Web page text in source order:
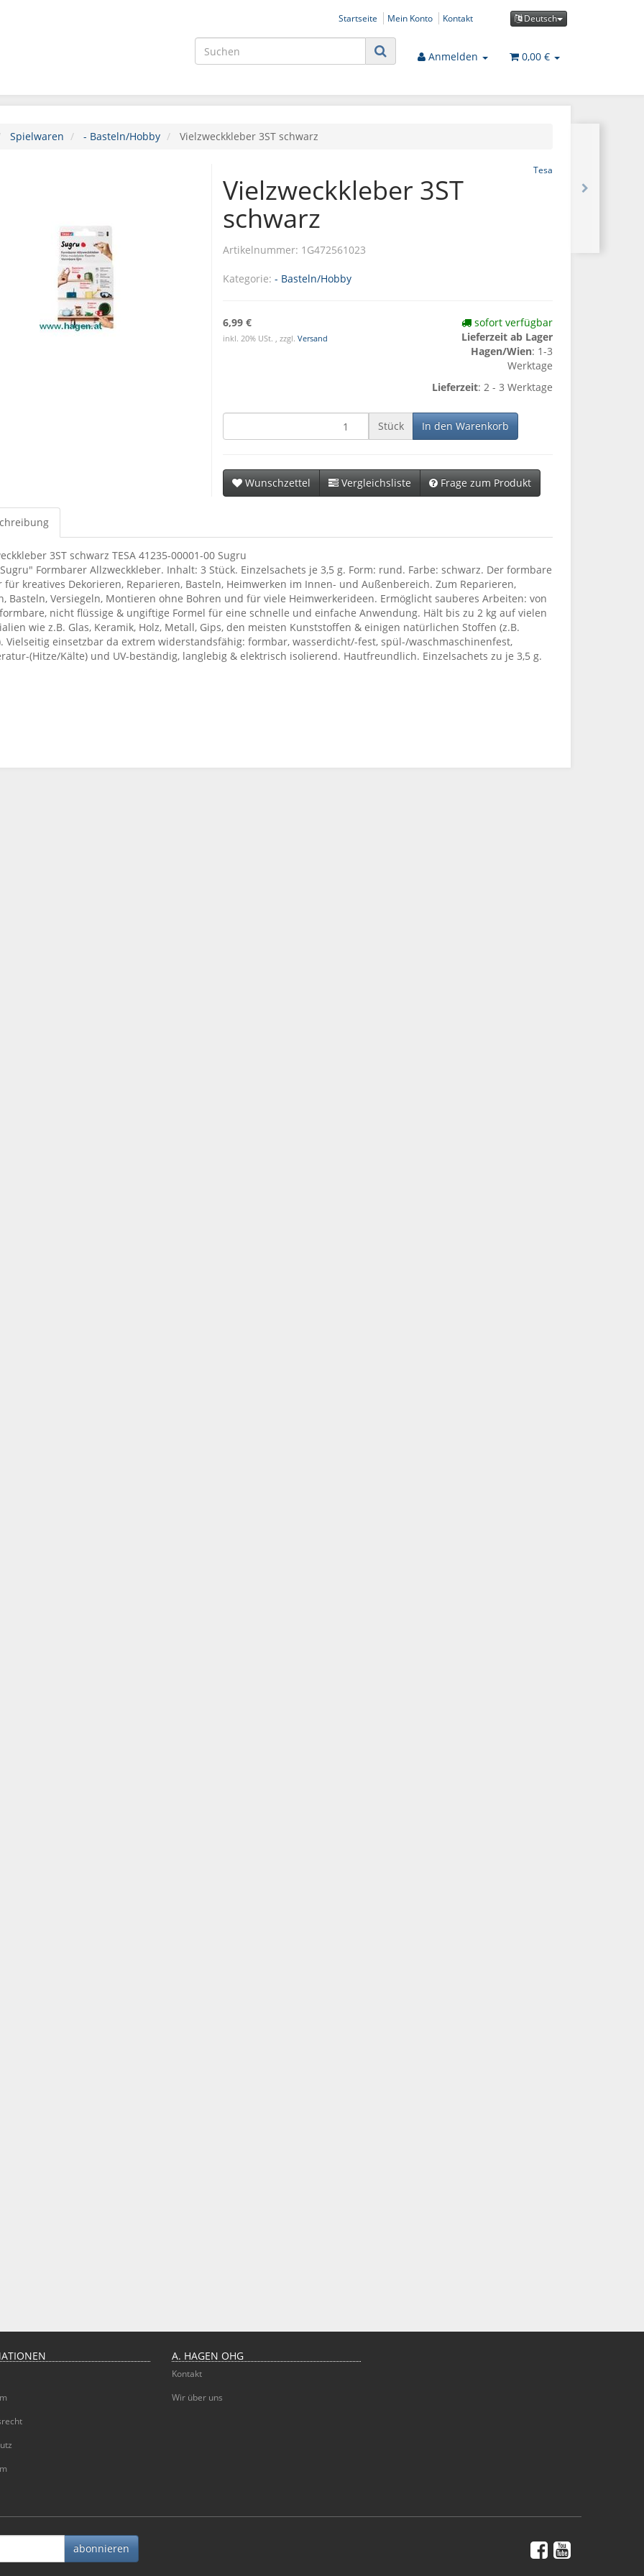
Deutsch
Startseite Mein Konto Kontakt
Anmelden 0,00 €
Spielwaren - Basteln/Hobby Vielzweckkleber 3ST schwarz
Tesa
Vielzweckkleber 3ST
schwarz
Artikelnummer: 1G472561023
Kategorie: - Basteln/Hobby
6,99 €
inkl. 20% USt. , zzgl. Versand
sofort verfügbar
Lieferzeit ab Lager
Hagen/Wien: 1-3
Werktage
Lieferzeit: 2 - 3 Werktage
Stück In den Warenkorb
Wunschzettel Vergleichsliste Frage zum Produkt
3ST schwarz TESA 41235-00001-00 Sugru
Formbarer Allzweckkleber. Inhalt: 3 Stück. Einzelsachets je 3,5 g. Form: rund. Farbe: schwarz. Der formbare
für kreatives Dekorieren, Reparieren, Basteln, Heimwerken im Innen- und Außenbereich. Zum Reparieren,
Basteln, Versiegeln, Montieren ohne Bohren und für viele Heimwerkerideen. Ermöglicht sauberes Arbeiten: von
nicht flüssige & ungiftige Formel für eine schnelle und einfache Anwendung. Hält bis zu 2 kg auf vielen
wie z.B. Glas, Keramik, Holz, Metall, Gips, den meisten Kunststoffen & einigen natürlichen Stoffen (z.B.
Vielseitig einsetzbar da extrem widerstandsfähig: formbar, wasserdicht/-fest, spül-/waschmaschinenfest,
(Hitze/Kälte) und UV-beständig, langlebig & elektrisch isolierend. Hautfreundlich. Einzelsachets zu je 3,5 g.
A. HAGEN OHG
Kontakt
Wir über uns
abonnieren